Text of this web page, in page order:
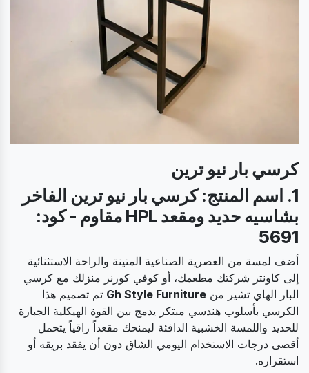
كرسي بار نيو ترين
1. اسم المنتج: كرسي بار نيو ترين الفاخر
بشاسيه حديد ومقعد HPL مقاوم - كود:
5691
أضف لمسة من العصرية الصناعية المتينة والراحة الاستثنائية
إلى كاونتر شركتك مطعمك، أو كوفي كورنر منزلك مع كرسي
البار الهاي تشير من Gh Style Furniture تم تصميم هذا
الكرسي بأسلوب هندسي مبتكر يدمج بين القوة الهيكلية الجبارة
للحديد واللمسة الخشبية الدافئة ليمنحك مقعداً راقياً يتحمل
أقصى درجات الاستخدام اليومي الشاق دون أن يفقد بريقه أو
استقراره.